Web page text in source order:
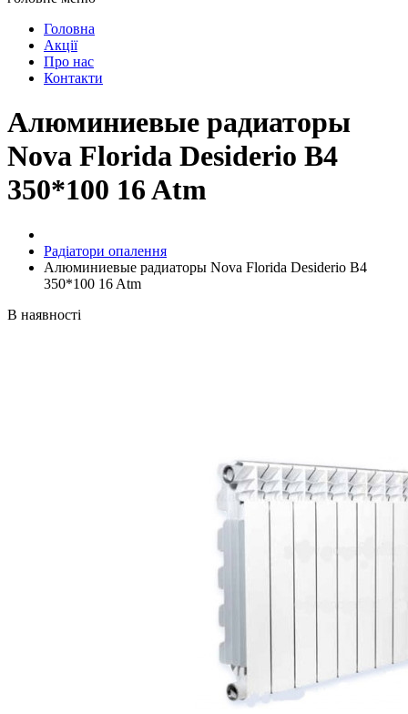
Головна
Акції
Про нас
Контакти
Алюминиевые радиаторы
Nova Florida Desiderio B4
350*100 16 Atm
Радіатори опалення
Алюминиевые радиаторы Nova Florida Desiderio B4
350*100 16 Atm
В наявності